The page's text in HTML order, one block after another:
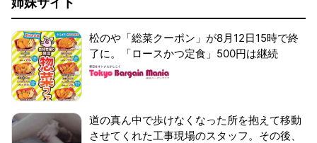
松のや「総菜クーポン」が8月12日15時で終
了に。「ロースかつ定食」500円は継続
道の真ん中で歩けなくなった所を抱えて移動
させてくれた工事現場のスタッフ。その後、